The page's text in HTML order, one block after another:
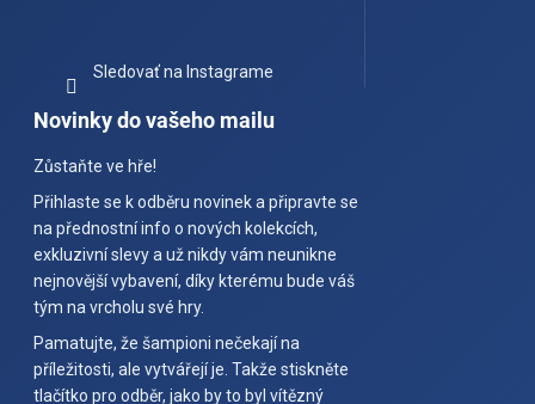
Sledovať na Instagrame
Novinky do vašeho mailu
Zůstaňte ve hře!
Přihlaste se k odběru novinek a připravte se
na přednostní info o nových kolekcích,
exkluzivní slevy a už nikdy vám neunikne
nejnovější vybavení, díky kterému bude váš
tým na vrcholu své hry.
Pamatujte, že šampioni nečekají na
příležitosti, ale vytvářejí je. Takže stiskněte
tlačítko pro odběr, jako by to byl vítězný